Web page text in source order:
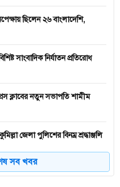
ছিলেন ২৬ বাংলাদেশি,
সাংবাদিক নির্যাতন প্রতিরোধ
ক্লাবের নতুন সভাপতি শামীম
জেলা পুলিশের বিনম্র শ্রদ্ধাঞ্জলি
সংস্কার প্রস্তাবনা দিলো মুক্ত
সব খবর